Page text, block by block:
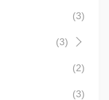
(3)
(3)
(2)
(3)